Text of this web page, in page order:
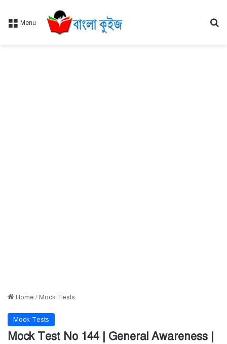
Menu
Home /Mock Tests
Mock Tests
Mock Test No 144 | General Awareness |